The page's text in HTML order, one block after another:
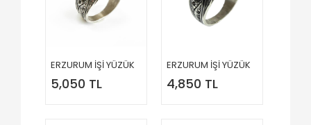
ERZURUM İŞİ YÜZÜK
5,050 TL
ERZURUM İŞİ YÜZÜK
4,850 TL